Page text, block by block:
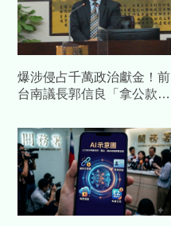
爆涉侵占千萬政治獻金！前
台南議長郭信良「拿公款補
刑